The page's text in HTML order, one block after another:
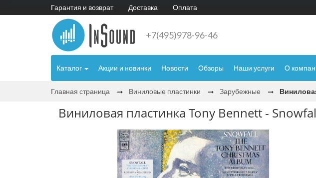
Гарантия и возврат Доставка Оплата
+7(495)978-96-46
Каталог Акции и новинки Новости Обзоры Наши услуги О
Главная страница Виниловые пластинки Зарубежные
Виниловая пластинка Tony Bennett -